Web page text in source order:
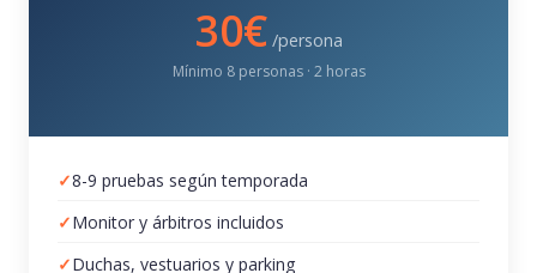
30€ /persona
Mínimo 8 personas · 2 horas
8-9 pruebas según temporada
Monitor y árbitros incluidos
Duchas, vestuarios y parking